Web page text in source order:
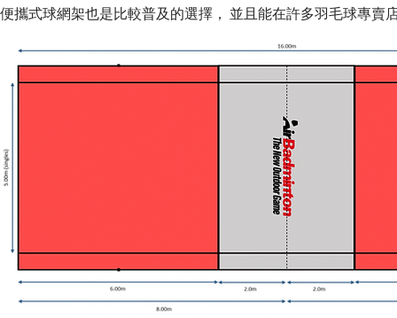
便攜式球網架也是比較普及的選擇， 並且能在許多羽毛球專賣